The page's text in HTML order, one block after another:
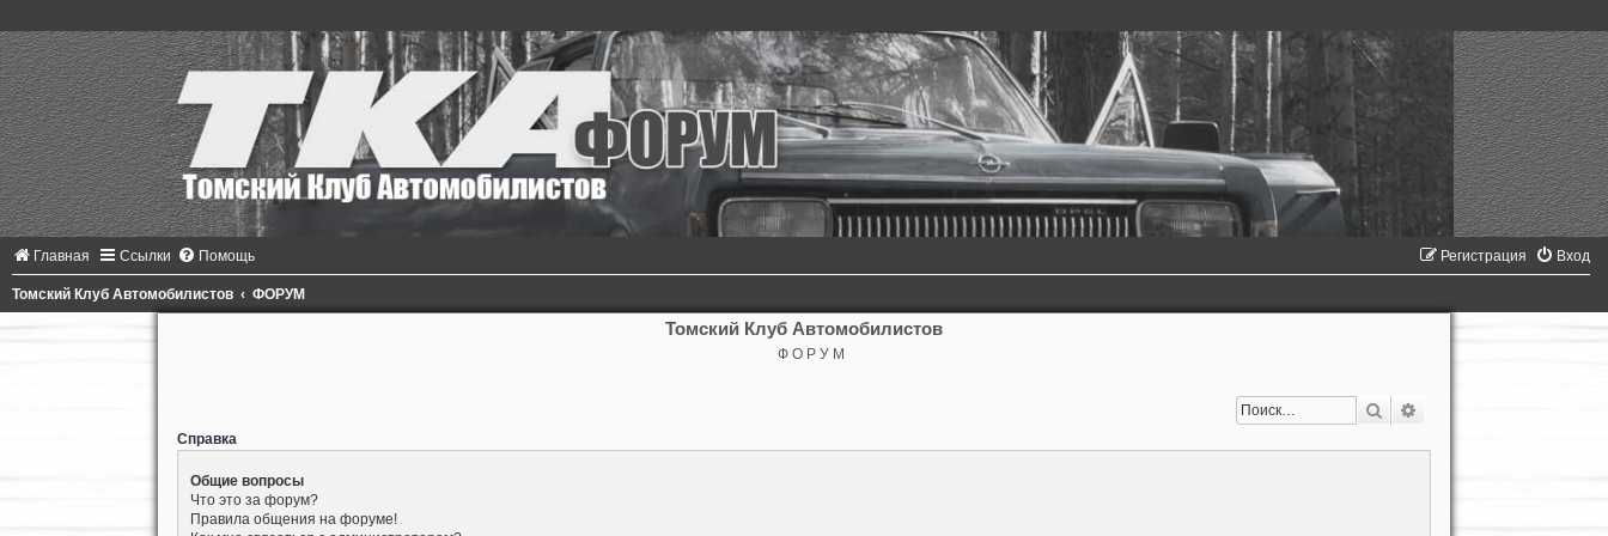
Главная Ссылки Помощь Вход
Регистрация
Томский Клуб Автомобилистов ФОРУМ
Томский Клуб Автомобилистов
Ф О Р У М
Поиск
Справка
Общие вопросы
Что это за форум?
Правила общения на форуме!